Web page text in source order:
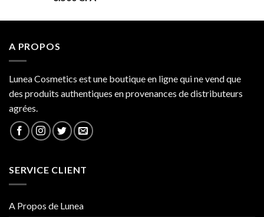
A PROPOS
Lunea Cosmetics est une boutique en ligne qui ne vend que
des produits authentiques en provenances de distributeurs
agrées.
SERVICE CLIENT
A Propos de Lunea